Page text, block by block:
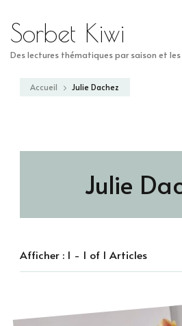
Sorbet Kiwi
Des lectures thématiques par saison et
Accueil Julie Dachez
Julie
Afficher : 1 - 1 of 1 Articles